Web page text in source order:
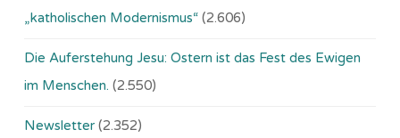
„katholischen Modernismus“ (2.606)
Die Auferstehung Jesu: Ostern ist das Fest des Ewigen
im Menschen. (2.550)
Newsletter (2.352)